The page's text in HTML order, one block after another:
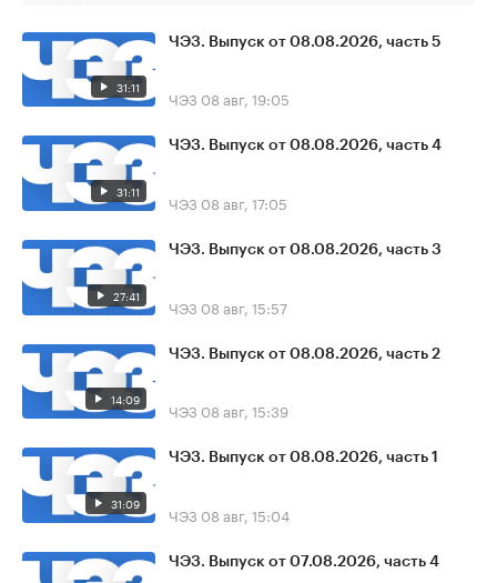
31:11
ЧЭЗ. Выпуск от 08.08.2026, часть 5
ЧЭЗ 08 авг, 19:05
31:11
ЧЭЗ. Выпуск от 08.08.2026, часть 4
ЧЭЗ 08 авг, 17:05
27:41
ЧЭЗ. Выпуск от 08.08.2026, часть 3
ЧЭЗ 08 авг, 15:57
14:09
ЧЭЗ. Выпуск от 08.08.2026, часть 2
ЧЭЗ 08 авг, 15:39
31:09
ЧЭЗ. Выпуск от 08.08.2026, часть 1
ЧЭЗ 08 авг, 15:04
ЧЭЗ. Выпуск от 07.08.2026, часть 4